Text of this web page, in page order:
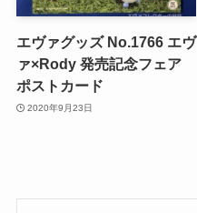
エヴァグッズ No.1766 エヴ
ァ×Rody 発売記念フェア
ポストカード
2020年9月23日